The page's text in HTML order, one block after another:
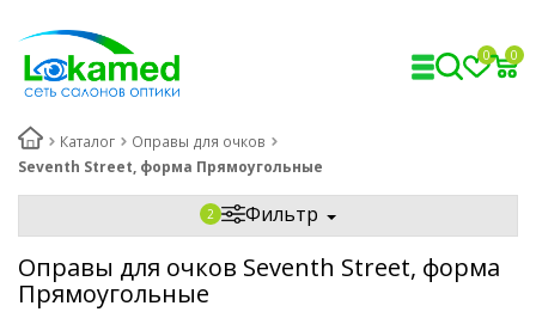
0 0
Каталог
Оправы для очков
Seventh Street, форма Прямоугольные
Фильтр
Оправы для очков Seventh Street, форма
Прямоугольные